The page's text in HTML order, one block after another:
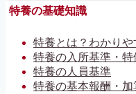
特養の基礎知識
特養とは？わかりや
特養の入所基準・特
特養の人員基準
特養の基本報酬・加